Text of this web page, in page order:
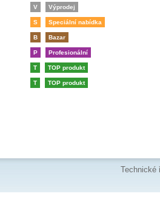
V Výprodej
S Speciální nabídka
B Bazar
P Profesionální
T TOP produkt
T TOP produkt